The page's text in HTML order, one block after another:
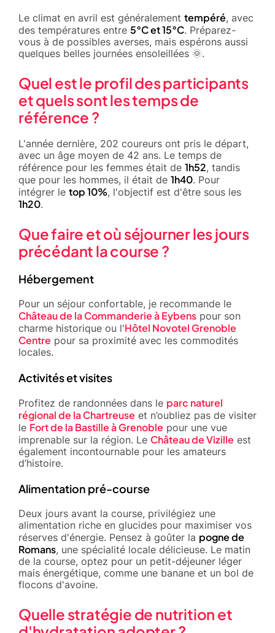
Le climat en avril est généralement tempéré, avec
des températures entre 5°C et 15°C. Préparez-
vous à de possibles averses, mais espérons aussi
quelques belles journées ensoleillées 🌞.
Quel est le profil des participants
et quels sont les temps de
référence ?
L'année dernière, 202 coureurs ont pris le départ,
avec un âge moyen de 42 ans. Le temps de
référence pour les femmes était de 1h52, tandis
que pour les hommes, il était de 1h40. Pour
intégrer le top 10%, l'objectif est d'être sous les
1h20.
Que faire et où séjourner les jours
précédant la course ?
Hébergement
Pour un séjour confortable, je recommande le
Château de la Commanderie à Eybens pour son
charme historique ou l'Hôtel Novotel Grenoble
Centre pour sa proximité avec les commodités
locales.
Activités et visites
Profitez de randonnées dans le parc naturel
régional de la Chartreuse et n’oubliez pas de visiter
le Fort de la Bastille à Grenoble pour une vue
imprenable sur la région. Le Château de Vizille est
également incontournable pour les amateurs
d’histoire.
Alimentation pré-course
Deux jours avant la course, privilégiez une
alimentation riche en glucides pour maximiser vos
réserves d'énergie. Pensez à goûter la pogne de
Romans, une spécialité locale délicieuse. Le matin
de la course, optez pour un petit-déjeuner léger
mais énergétique, comme une banane et un bol de
flocons d'avoine.
Quelle stratégie de nutrition et